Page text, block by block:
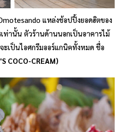
แหล่งช้อปปิ้งยอดฮิตของ
ท่านั้น ตัวร้านด้านนอกเป็นอาคารไม้
ะเป็นไอศกรีมออร์แกนิคทั้งหมด ชื่อ
COCO-CREAM)